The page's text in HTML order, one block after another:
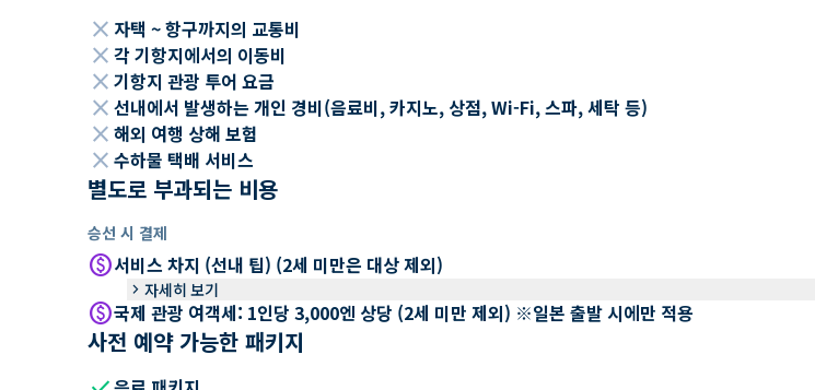
close 자택 ~ 항구까지의 교통비
close 각 기항지에서의 이동비
close 기항지 관광 투어 요금
close 선내에서 발생하는 개인 경비(음료비, 카지노, 상점, Wi-Fi, 스파, 세탁 등)
close 해외 여행 상해 보험
close 수하물 택배 서비스
별도로 부과되는 비용
승선 시 결제
paid서비스 차지 (선내 팁) (2세 미만은 대상 제외)
keyboard_arrow_right 자세히 보기
paid국제 관광 여객세: 1인당 3,000엔 상당 (2세 미만 제외) ※일본 출발 시에만 적용
사전 예약 가능한 패키지